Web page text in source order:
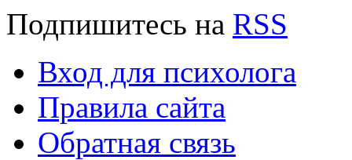
Подпишитесь на RSS
Вход для психолога
Правила сайта
Обратная связь